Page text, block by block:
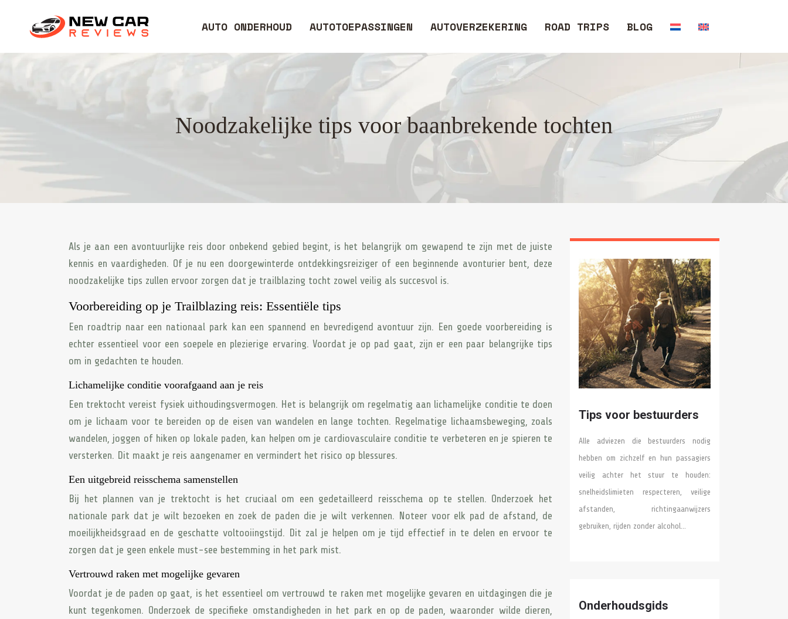
AUTO ONDERHOUD AUTOTOEPASSINGEN AUTOVERZEKERING ROAD TRIPS BLOG
Noodzakelijke tips voor baanbrekende tochten
Als je aan een avontuurlijke reis door onbekend gebied begint, is het belangrijk om gewapend te zijn met de juiste
kennis en vaardigheden. Of je nu een doorgewinterde ontdekkingsreiziger of een beginnende avonturier bent, deze
noodzakelijke tips zullen ervoor zorgen dat je trailblazing tocht zowel veilig als succesvol is.
Voorbereiding op je Trailblazing reis: Essentiële tips
Een roadtrip naar een nationaal park kan een spannend en bevredigend avontuur zijn. Een goede voorbereiding is
echter essentieel voor een soepele en plezierige ervaring. Voordat je op pad gaat, zijn er een paar belangrijke tips
om in gedachten te houden.
Lichamelijke conditie voorafgaand aan je reis
Een trektocht vereist fysiek uithoudingsvermogen. Het is belangrijk om regelmatig aan lichamelijke conditie te doen
om je lichaam voor te bereiden op de eisen van wandelen en lange tochten. Regelmatige lichaamsbeweging, zoals
wandelen, joggen of hiken op lokale paden, kan helpen om je cardiovasculaire conditie te verbeteren en je spieren te
versterken. Dit maakt je reis aangenamer en vermindert het risico op blessures.
Een uitgebreid reisschema samenstellen
Bij het plannen van je trektocht is het cruciaal om een gedetailleerd reisschema op te stellen. Onderzoek het
nationale park dat je wilt bezoeken en zoek de paden die je wilt verkennen. Noteer voor elk pad de afstand, de
moeilijkheidsgraad en de geschatte voltooiingstijd. Dit zal je helpen om je tijd effectief in te delen en ervoor te
zorgen dat je geen enkele must-see bestemming in het park mist.
Vertrouwd raken met mogelijke gevaren
Voordat je de paden op gaat, is het essentieel om vertrouwd te raken met mogelijke gevaren en uitdagingen die je
kunt tegenkomen. Onderzoek de specifieke omstandigheden in het park en op de paden, waaronder wilde dieren,
Tips voor bestuurders
Alle adviezen die bestuurders nodig
hebben om zichzelf en hun passagiers
veilig achter het stuur te houden:
snelheidslimieten respecteren, veilige
afstanden, richtingaanwijzers
gebruiken, rijden zonder alcohol…
Onderhoudsgids